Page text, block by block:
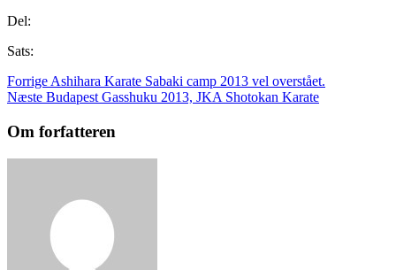
Del:
Sats:
Forrige Ashihara Karate Sabaki camp 2013 vel overstået.
Næste Budapest Gasshuku 2013, JKA Shotokan Karate
Om forfatteren